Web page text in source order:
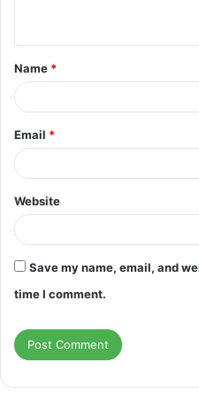
t
*
Name *
Email *
Website
Save my name, email, and
time I comment.